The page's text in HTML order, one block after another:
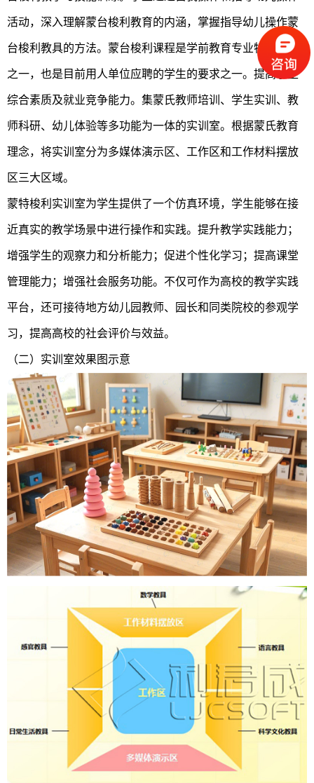
活动，深入理解蒙台梭利教育的内涵，掌握指导幼儿操作蒙
台梭利教具的方法。蒙台梭利课程是学前教育专业特色课程
之一，也是目前用人单位应聘的学生的要求之一。提高学生
综合素质及就业竞争能力。集蒙氏教师培训、学生实训、教
师科研、幼儿体验等多功能为一体的实训室。根据蒙氏教育
理念，将实训室分为多媒体演示区、工作区和工作材料摆放
区三大区域。
蒙特梭利实训室为学生提供了一个仿真环境，学生能够在接
近真实的教学场景中进行操作和实践。提升教学实践能力；
增强学生的观察力和分析能力；促进个性化学习；提高课堂
管理能力；增强社会服务功能。不仅可作为高校的教学实践
平台，还可接待地方幼儿园教师、园长和同类院校的参观学
习，提高高校的社会评价与效益。
（二）实训室效果图示意